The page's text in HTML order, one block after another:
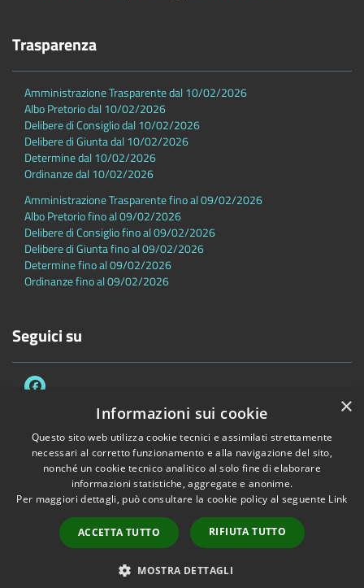
Trasparenza
Amministrazione Trasparente dal 10/02/2026
Albo Pretorio dal 10/02/2026
Delibere di Consiglio dal 10/02/2026
Delibere di Giunta dal 10/02/2026
Determine dal 10/02/2026
Ordinanze dal 10/02/2026
Amministrazione Trasparente fino al 09/02/2026
Albo Pretorio fino al 09/02/2026
Delibere di Consiglio fino al 09/02/2026
Delibere di Giunta fino al 09/02/2026
Determine fino al 09/02/2026
Ordinanze fino al 09/02/2026
Seguici su
Accessibilità Privacy Cookie
Mappa del sito
Dichiarazione di accessibilità
Copyright © 2026 • Comune di Sambuca Pistoiese • Powered by
Municipium•Accesso redazione
×
Informazioni sui cookie
Questo sito web utilizza cookie tecnici e assimilati strettamente
necessari al corretto funzionamento e alla navigazione del sito,
nonché un cookie tecnico analitico al solo fine di elaborare
informazioni statistiche, aggregate e anonime.
Per maggiori dettagli, può consultare la cookie policy al seguente Link
ACCETTA TUTTO RIFIUTA TUTTO
MOSTRA DETTAGLI